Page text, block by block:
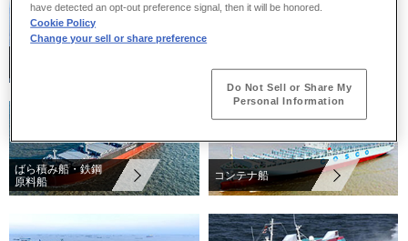
ばら積み船・鉄鋼
原料船
コンテナ船
have detected an opt-out preference signal, then it will be honored.
Cookie Policy
Change your sell or share preference
Do Not Sell or Share My
Personal Information